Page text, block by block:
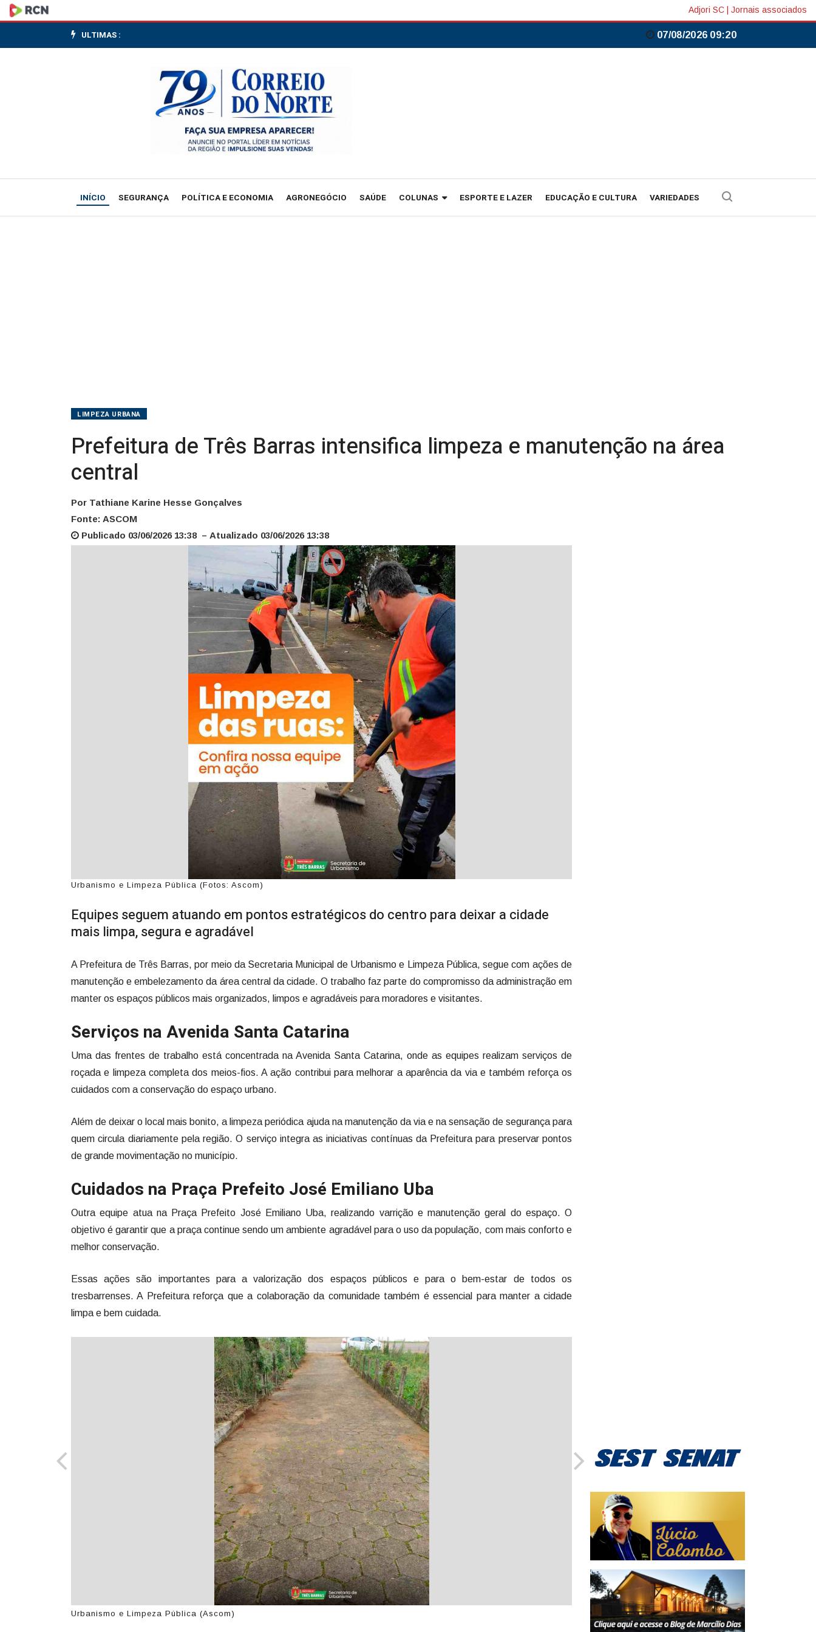
Prefeitura
de
e
manutenção
Adjori SC Jornais associados
ULTIMAS : 07/08/2026 09:20
INÍCIO SEGURANÇA POLÍTICA E ECONOMIA AGRONEGÓCIO SAÚDE COLUNAS ESPORTE E LAZER EDUCAÇÃO E CULTURA VARIEDADES
LIMPEZA URBANA
Prefeitura de Três Barras intensifica limpeza e manutenção na área
central
Por Tathiane Karine Hesse Gonçalves
Fonte: ASCOM
Publicado 03/06/2026 13:38 – Atualizado 03/06/2026 13:38
Urbanismo e Limpeza Pública (Fotos: Ascom)
Equipes seguem atuando em pontos estratégicos do centro para deixar a cidade
mais limpa, segura e agradável
A Prefeitura de Três Barras, por meio da Secretaria Municipal de Urbanismo e Limpeza Pública, segue com ações de
manutenção e embelezamento da área central da cidade. O trabalho faz parte do compromisso da administração em
manter os espaços públicos mais organizados, limpos e agradáveis para moradores e visitantes.
Serviços na Avenida Santa Catarina
Uma das frentes de trabalho está concentrada na Avenida Santa Catarina, onde as equipes realizam serviços de
roçada e limpeza completa dos meios-fios. A ação contribui para melhorar a aparência da via e também reforça os
cuidados com a conservação do espaço urbano.
Além de deixar o local mais bonito, a limpeza periódica ajuda na manutenção da via e na sensação de segurança para
quem circula diariamente pela região. O serviço integra as iniciativas contínuas da Prefeitura para preservar pontos
de grande movimentação no município.
Cuidados na Praça Prefeito José Emiliano Uba
Outra equipe atua na Praça Prefeito José Emiliano Uba, realizando varrição e manutenção geral do espaço. O
objetivo é garantir que a praça continue sendo um ambiente agradável para o uso da população, com mais conforto e
melhor conservação.
Essas ações são importantes para a valorização dos espaços públicos e para o bem-estar de todos os
tresbarrenses. A Prefeitura reforça que a colaboração da comunidade também é essencial para manter a cidade
limpa e bem cuidada.
Urbanismo e Limpeza Pública (Ascom) Urbanismo e Limpeza Pública (Ascom)